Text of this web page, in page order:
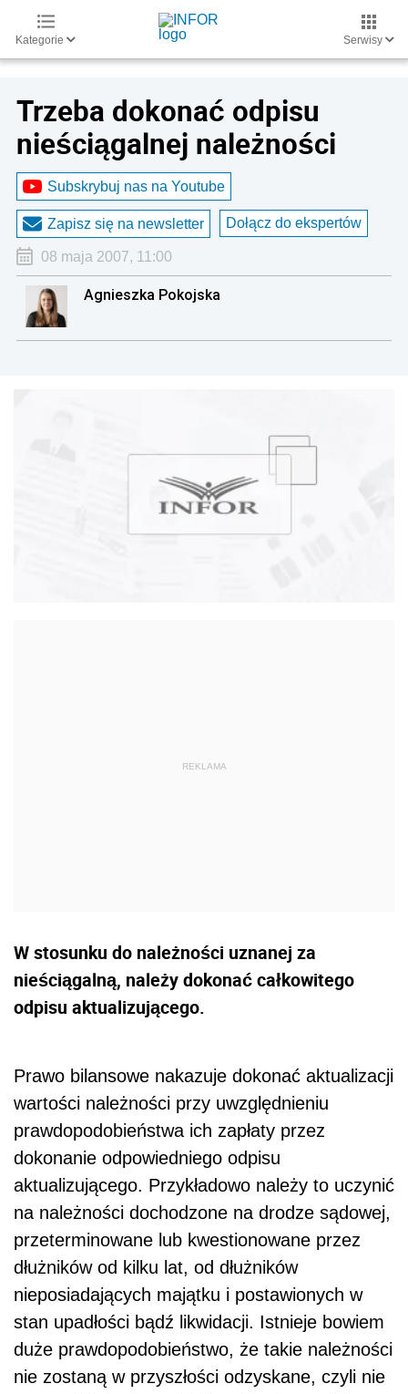
Kategorie Serwisy
Trzeba dokonać odpisu
nieściągalnej należności
Subskrybuj nas na Youtube
Zapisz się na newsletter Dołącz do ekspertów
08 maja 2007, 11:00
Agnieszka Pokojska
W stosunku do należności uznanej za
nieściągalną, należy dokonać całkowitego
odpisu aktualizującego.
Prawo bilansowe nakazuje dokonać aktualizacji
wartości należności przy uwzględnieniu
prawdopodobieństwa ich zapłaty przez
dokonanie odpowiedniego odpisu
aktualizującego. Przykładowo należy to uczynić
na należności dochodzone na drodze sądowej,
przeterminowane lub kwestionowane przez
dłużników od kilku lat, od dłużników
nieposiadających majątku i postawionych w
stan upadłości bądź likwidacji. Istnieje bowiem
duże prawdopodobieństwo, że takie należności
nie zostaną w przyszłości odzyskane, czyli nie